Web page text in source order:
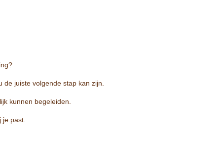
juiste volgende stap kan zijn.
kunnen begeleiden.
past.